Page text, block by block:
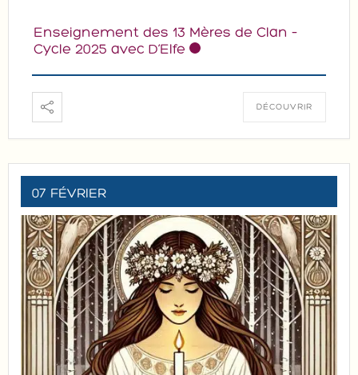
Enseignement des 13 Mères de Clan –
Cycle 2025 avec D’Elfe
DÉCOUVRIR
07 FÉVRIER